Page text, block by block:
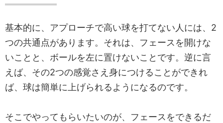
基本的に、アプローチで高い球を打てない人には、2
つの共通点があります。それは、フェースを開けな
いことと、ボールを左に置けないことです。逆に言
えば、その2つの感覚さえ身につけることができれ
ば、球は簡単に上げられるようになるのです。
そこでやってもらいたいのが、フェースをできるだ